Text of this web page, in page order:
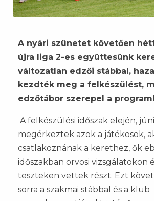
A nyári szünetet követően
újra liga 2-es együttesünk
változatlan edzői stábbal,
kezdték meg a felkészülést,
edzőtábor szerepel a
A felkészülési időszak elején,
megérkeztek azok a játékosok,
csatlakoznának a kerethez, ők
időszakban orvosi vizsgálatokon
teszteken vettek részt. Ezt
sorra a szakmai stábbal és a klub